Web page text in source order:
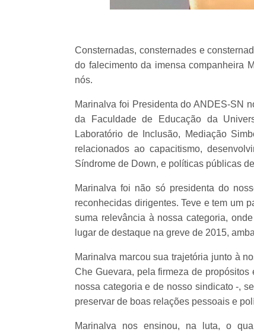
Consternadas, consternades e
do falecimento da imensa companheira
nós.
Marinalva foi Presidenta do ANDES-SN
da Faculdade de Educação da
Laboratório de Inclusão, Mediação
relacionados ao capacitismo,
Síndrome de Down, e políticas públicas
Marinalva foi não só presidenta do
reconhecidas dirigentes. Teve e tem um
suma relevância à nossa categoria,
lugar de destaque na greve de 2015,
Marinalva marcou sua trajetória junto à
Che Guevara, pela firmeza de
nossa categoria e de nosso sindicato -,
preservar de boas relações pessoais e
Marinalva nos ensinou, na luta, o